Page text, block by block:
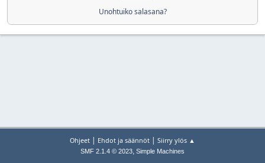
Unohtuiko salasana?
Ohjeet | Ehdot ja säännöt | Siirry ylös ▲
SMF 2.1.4 © 2023, Simple Machines